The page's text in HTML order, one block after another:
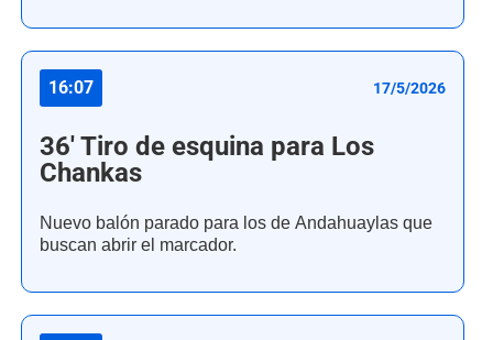
16:07 17/5/2026
36' Tiro de esquina para Los
Chankas
Nuevo balón parado para los de Andahuaylas que
buscan abrir el marcador.